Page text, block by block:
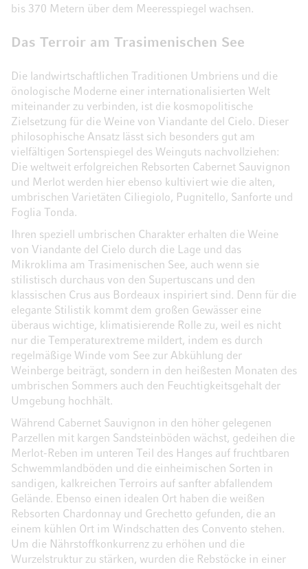
bis 370 Metern über dem Meeresspiegel wachsen.
Das Terroir am Trasimenischen See
Die landwirtschaftlichen Traditionen Umbriens und die
önologische Moderne einer internationalisierten Welt
miteinander zu verbinden, ist die kosmopolitische
Zielsetzung für die Weine von Viandante del Cielo. Dieser
philosophische Ansatz lässt sich besonders gut am
vielfältigen Sortenspiegel des Weinguts nachvollziehen:
Die weltweit erfolgreichen Rebsorten Cabernet Sauvignon
und Merlot werden hier ebenso kultiviert wie die alten,
umbrischen Varietäten Ciliegiolo, Pugnitello, Sanforte und
Foglia Tonda.
Ihren speziell umbrischen Charakter erhalten die Weine
von Viandante del Cielo durch die Lage und das
Mikroklima am Trasimenischen See, auch wenn sie
stilistisch durchaus von den Supertuscans und den
klassischen Crus aus Bordeaux inspiriert sind. Denn für die
elegante Stilistik kommt dem großen Gewässer eine
überaus wichtige, klimatisierende Rolle zu, weil es nicht
nur die Temperaturextreme mildert, indem es durch
regelmäßige Winde vom See zur Abkühlung der
Weinberge beiträgt, sondern in den heißesten Monaten des
umbrischen Sommers auch den Feuchtigkeitsgehalt der
Umgebung hochhält.
Während Cabernet Sauvignon in den höher gelegenen
Parzellen mit kargen Sandsteinböden wächst, gedeihen die
Merlot-Reben im unteren Teil des Hanges auf fruchtbaren
Schwemmlandböden und die einheimischen Sorten in
sandigen, kalkreichen Terroirs auf sanfter abfallendem
Gelände. Ebenso einen idealen Ort haben die weißen
Rebsorten Chardonnay und Grechetto gefunden, die an
einem kühlen Ort im Windschatten des Convento stehen.
Um die Nährstoffkonkurrenz zu erhöhen und die
Wurzelstruktur zu stärken, wurden die Rebstöcke in einer